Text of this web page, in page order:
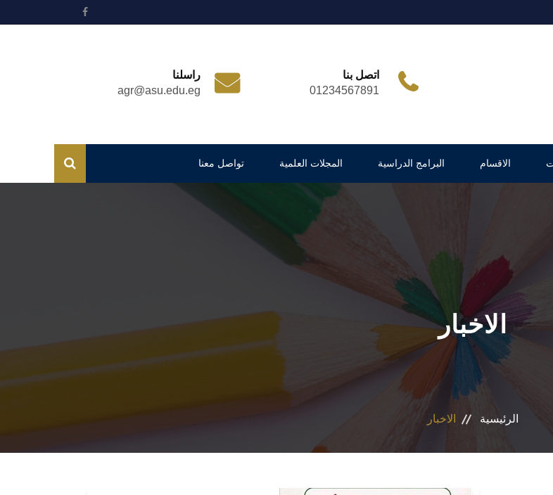
اتصل بنا
01234567891
راسلنا
agr@asu.edu.eg
الاقسام البرامج الدراسية المجلات العلمية تواصل معنا
الاخبار
الرئيسية الاخبار